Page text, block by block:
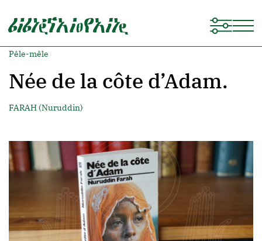
Pêle-mêle
Née de la côte d’Adam.
FARAH (Nuruddin)